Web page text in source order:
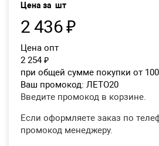
Цена за шт
2 436₽
Цена опт
2 254 ₽
при общей сумме покупки от
Ваш промокод: ЛЕТО20
Введите промокод в корзине.
Если оформляете заказ по
промокод менеджеру.